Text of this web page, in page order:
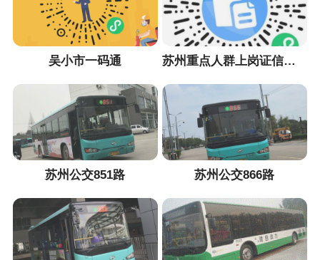
吴小市一码通 苏州重点人群上岗证信息采集小程序
苏州公交851路 苏州公交866路